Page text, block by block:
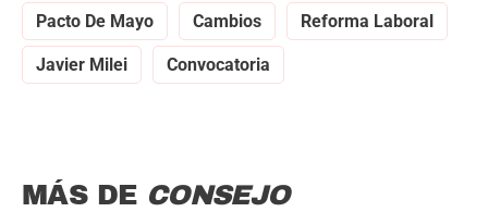
Pacto De Mayo Cambios Reforma Laboral
Javier Milei Convocatoria
MÁS DE CONSEJO